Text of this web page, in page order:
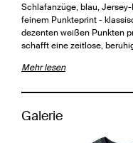
Schlafanzüge, blau,
feinem Punkteprint -
dezenten weißen Punkten
schafft eine zeitlose,
Mehr lesen
Galerie